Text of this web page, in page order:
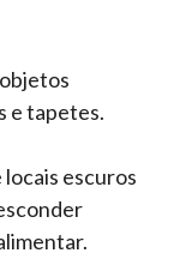
e tapetes.
escuros